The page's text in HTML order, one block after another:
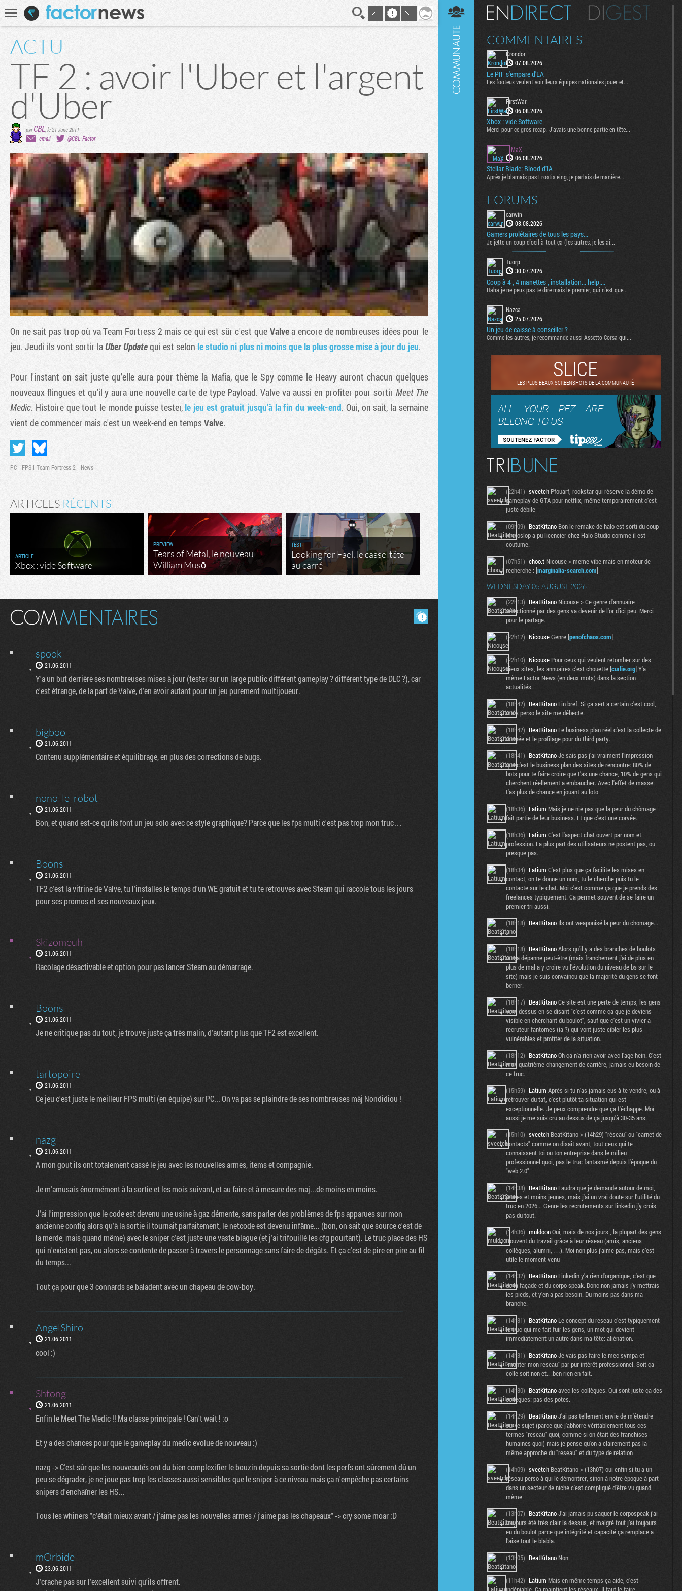
Recherche
ACTU
TF 2 : avoir l'Uber et l'argent
d'Uber
parCBL le 21 June 2011
email
@CBL_Factor
On ne sait pas trop où vaTeam Fortress 2mais ce qui est sûr c'est que Valvea encore de nombreuses idées pour le
jeu. Jeudi ils vont sortir laUber Updatequi est selon le studio ni plus ni moins que la plus grosse mise à jour du jeu.
Pour l'instant on sait juste qu'elle aura pour thème la Mafia, que le Spy comme le Heavy auront chacun quelques
nouveaux flingues et qu'il y aura une nouvelle carte de type Payload. Valve va aussi en profiter pour sortirMeet The
Medic. Histoire que tout le monde puisse tester,le jeu est gratuit jusqu'à la fin du week-end. Oui, on sait, la semaine
vient de commencer mais c'est un week-end en temps Valve.
PC FPS Team Fortress 2 News
ARTICLES RÉCENTS
ARTICLE
Xbox : vide Software
PREVIEW
Tears of Metal, le nouveau
William Musō
TEST
Looking for Fael, le casse-tête
au carré
spook
21.06.2011
Y'a un but derrière ses nombreuses mises à jour (tester sur un large public différent gameplay ? différent type de DLC ?), car
c'est étrange, de la part de Valve, d'en avoir autant pour un jeu purement multijoueur.
bigboo
21.06.2011
Contenu supplémentaire et équilibrage, en plus des corrections de bugs.
nono_le_robot
21.06.2011
Bon, et quand est-ce qu'ils font un jeu solo avec ce style graphique? Parce que les fps multi c'est pas trop mon truc…
Boons
21.06.2011
TF2 c'est la vitrine de Valve, tu l'installes le temps d'un WE gratuit et tu te retrouves avec Steam qui raccole tous les jours
pour ses promos et ses nouveaux jeux.
Skizomeuh
21.06.2011
Racolage désactivable et option pour pas lancer Steam au démarrage.
Boons
21.06.2011
Je ne critique pas du tout, je trouve juste ça très malin, d'autant plus que TF2 est excellent.
tartopoire
21.06.2011
Ce jeu c'est juste le meilleur FPS multi (en équipe) sur PC... On va pas se plaindre de ses nombreuses màj Nondidiou !
nazg
21.06.2011
A mon gout ils ont totalement cassé le jeu avec les nouvelles armes, items et compagnie.
Je m'amusais énormément à la sortie et les mois suivant, et au faire et à mesure des maj...de moins en moins.
J'ai l'impression que le code est devenu une usine à gaz démente, sans parler des problèmes de fps apparues sur mon
ancienne config alors qu'à la sortie il tournait parfaitement, le netcode est devenu infâme... (bon, on sait que source c'est de
la merde, mais quand même) avec le sniper c'est juste une vaste blague (et j'ai trifouillé les cfg pourtant). Le truc place des HS
qui n'existent pas, ou alors se contente de passer à travers le personnage sans faire de dégâts. Et ça c'est de pire en pire au fil
du temps...
Tout ça pour que 3 connards se baladent avec un chapeau de cow-boy.
AngelShiro
21.06.2011
cool :)
Shtong
21.06.2011
Enfin le Meet The Medic !! Ma classe principale ! Can't wait ! :o
Et y a des chances pour que le gameplay du medic evolue de nouveau :)
nazg -> C'est sûr que les nouveautés ont du bien complexifier le bouzin depuis sa sortie dont les perfs ont sûrement dû un
peu se dégrader, je ne joue pas trop les classes aussi sensibles que le sniper à ce niveau mais ça n'empêche pas certains
snipers d'enchaîner les HS...
Tous les whiners "c'était mieux avant / j'aime pas les nouvelles armes / j'aime pas les chapeaux" -> cry some moar :D
mOrbide
23.06.2011
J'crache pas sur l'excellent suivi qu'ils offrent.
En direct Digest
COMMENTAIRES
Krondor
07.08.2026
Le PIF s'empare d'EA
Les footeux veulent voir leurs équipes nationales jouer et...
FirstWar
06.08.2026
Xbox : vide Software
Merci pour ce gros recap. J’avais une bonne partie en tête...
__MaX__
06.08.2026
Stellar Blade: Blood d'IA
Après je blamais pas Frostis eing, je parlais de manière...
FORUMS
carwin
03.08.2026
Gamers prolétaires de tous les pays...
Je jette un coup d'oeil à tout ça (les autres, je les ai...
Tuorp
30.07.2026
Coop à 4 , 4 manettes , installation... help....
Haha je ne peux pas te dire mais le premier, qui n'est que...
Nazca
25.07.2026
Un jeu de caisse à conseiller ?
Comme les autres, je recommande aussi Assetto Corsa qui...
SLICE
LES PLUS BEAUX SCREENSHOTS DE LA COMMUNAUTÉ
(22h41) sveetch Pfouarf, rockstar qui réserve la démo de
gameplay de GTA pour netflix, même temporairement c'est
juste débile
(09h09) BeatKitano Bon le remake de halo est sorti du coup
Microslop a pu licencier chez Halo Studio comme il est
coutume.
(07h51) choo.t Nicouse > meme vibe mais en moteur de
recherche : [marginalia-search.com]
WEDNESDAY 05 AUGUST 2026
(22h13) BeatKitano Nicouse > Ce genre d'annuaire
sélectionné par des gens va devenir de l'or d'ici peu. Merci
pour le partage.
(22h12) NicouseGenre [penofchaos.com]
(22h10) Nicouse Pour ceux qui veulent retomber sur des
vieux sites, les annuaires c'est chouette [curlie.org] Y'a
même Factor News (en deux mots) dans la section
actualités.
(18h42) BeatKitano Fin bref. Si ça sert a certain c'est cool,
mais perso le site me débecte.
(18h42) BeatKitano Le business plan réel c'est la collecte de
donnée et le profilage pour du third party.
(18h41) BeatKitanoJe sais pas j'ai vraiment l'impression
que c'est le business plan des sites de rencontre: 80% de
bots pour te faire croire que t'as une chance, 10% de gens qui
cherchent réellement a embaucher. Avec l'effet de masse:
t'as plus de chance en jouant au loto
(18h36) Latium Mais je ne nie pas que la peur du chômage
fait partie de leur business. Et que c'est une corvée.
(18h36) Latium C'est l'aspect chat ouvert par nom et
profession. La plus part des utilisateurs ne postent pas, ou
presque pas.
(18h34) Latium C'est plus que ça facilite les mises en
contact, on te donne un nom, tu le cherche puis tu le
contacte sur le chat. Moi c'est comme ça que je prends des
freelances typiquement. Ca permet souvent de se faire un
premier tri aussi.
(18h18) BeatKitano Ils ont weaponisé la peur du chomage...
:/
(18h18) BeatKitanoAlors qu'il y a des branches de boulots
ou ça dépanne peut-être (mais franchement j'ai de plus en
plus de mal a y croire vu l'évolution du niveau de bs sur le
site) mais je suis convaincu que la majorité du gens se font
berner.
(18h17) BeatKitanoCe site est une perte de temps, les gens
vont dessus en se disant "c'est comme ça que je deviens
visible en cherchant du boulot", sauf que c'est un vivier a
recruteur fantomes (ia ?) qui vont juste cibler les plus
vulnérables et profiter de la situation.
(18h12) BeatKitanoOh ça n'a rien avoir avec l'age hein. C'est
mon quatrième changement de carrière, jamais eu besoin de
ce truc.
(15h59) Latium Après si tu n'as jamais eus à te vendre, ou à
retrouver du taf, c'est plutôt ta situation qui est
exceptionnelle. Je peux comprendre que ça t'échappe. Moi
aussi je me suis cru au dessus de ça jusqu'à 30-35 ans.
(15h10) sveetch BeatKitano > (14h29) "réseau" ou "carnet de
contacts" comme on disait avant, tout ceux qui te
connaissent toi ou ton entreprise dans le milieu
professionnel quoi, pas le truc fantasmé depuis l'époque du
"web 2.0"
(14h38) BeatKitano Faudra que je demande autour de moi,
jeunes et moins jeunes, mais j'ai un vrai doute sur l'utilité du
truc en 2026... Genre les recrutements sur linkedin j'y crois
pas du tout.
(14h36) muldoonOui, mais de nos jours , la plupart des gens
trouvent du travail grâce à leur réseau (amis, anciens
collègues, alumni, …). Moi non plus j’aime pas, mais c’est
utile le moment venu
(14h32) BeatKitano Linkedin y'a rien d'organique, c'est que
de la façade et du corpo speak. Donc non jamais j'y mettrais
les pieds, et y'en a pas besoin. Du moins pas dans ma
branche.
(14h31) BeatKitano Le concept du reseau c'est typiquement
le truc qui me fait fuir les gens, un mot qui devient
immediatement un autre dans ma tête: aliénation.
(14h31) BeatKitanoJe vais pas faire le mec sympa et
"monter mon reseau" par pur intérêt professionnel. Soit ça
colle soit non et.. .ben rien en fait.
(14h30) BeatKitanoavec les collègues. Qui sont juste ça des
collègues: pas des potes.
(14h29) BeatKitanoJ'ai pas tellement envie de m'étendre
sur le sujet (parce que j'abhorre véritablement tous ces
termes "reseau" quoi, comme si on était des franchises
humaines quoi) mais je pense qu'on a clairement pas la
même approche du "reseau" et du type de relation
(14h09) sveetch BeatKitano > (13h07) oui enfin si tu a un
réseau perso à qui le démontrer, sinon à notre époque à part
dans un secteur de niche c'est compliqué d'être vu quand
même
(13h07) BeatKitanoJ’ai jamais pu saquer le corpospeak j’ai
toujours été très clair la dessus, et malgré tout j’ai toujours
eu du boulot parce que intégrité et capacité ça remplace a
l’aise tout le blabla.
(13h05) BeatKitano Non.
(11h42) Latium Mais en même temps ça aide, c'est